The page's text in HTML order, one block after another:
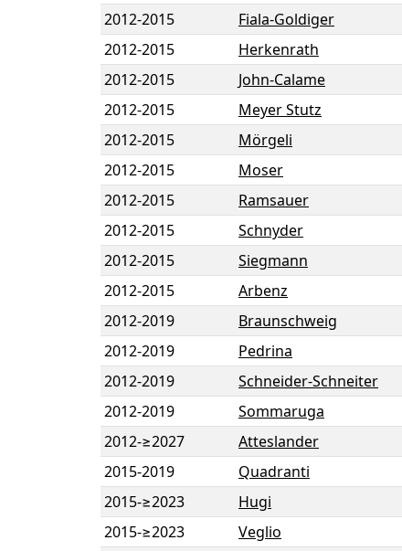
2012-2015 Fiala-Goldiger
2012-2015 Herkenrath
2012-2015 John-Calame
2012-2015 Meyer Stutz
2012-2015 Mörgeli
2012-2015 Moser
2012-2015 Ramsauer
2012-2015 Schnyder
2012-2015 Siegmann
2012-2015 Arbenz
2012-2019 Braunschweig
2012-2019 Pedrina
2012-2019 Schneider-Schneiter
2012-2019 Sommaruga
2012-≥2027 Atteslander
2015-2019 Quadranti
2015-≥2023 Hugi
2015-≥2023 Veglio